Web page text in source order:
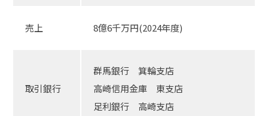
売上 8億6千万円(2024年度)
取引銀行
群馬銀行 箕輪支店
高崎信用金庫 東支店
足利銀行 高崎支店